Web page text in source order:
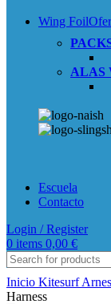
Wing Foil
ALAS
Escuela
Contacto
Login / Register
0 items 0,00 €
Inicio Kitesurf
Harness